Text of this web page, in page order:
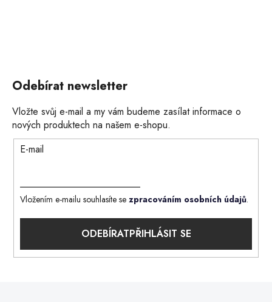
Odebírat newsletter
Vložte svůj e-mail a my vám budeme zasílat informace o
nových produktech na našem e-shopu.
E-mail
Vložením e-mailu souhlasíte se zpracováním osobních údajů.
PŘIHLÁSIT SE